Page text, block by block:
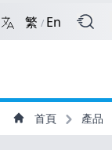
回到首頁
繁 / En
主導航選單
主內容 首頁 產品